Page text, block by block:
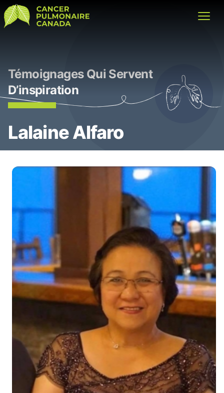
Cancer Pulmonaire Canada
Témoignages Qui Servent
D’inspiration
Lalaine Alfaro